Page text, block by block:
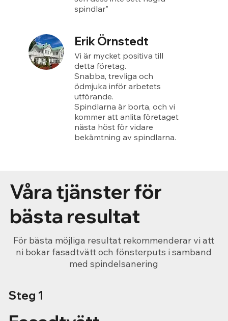
spindlar"
Erik Örnstedt
Vi är mycket positiva till
detta företag.
Snabba, trevliga och
ödmjuka inför arbetets
utförande.
Spindlarna är borta, och vi
kommer att anlita företaget
nästa höst för vidare
bekämtning av spindlarna.
Steg 1
Våra tjänster för
bästa resultat
För bästa möjliga resultat rekommenderar vi att
ni bokar fasadtvätt och fönsterputs i samband
med spindelsanering